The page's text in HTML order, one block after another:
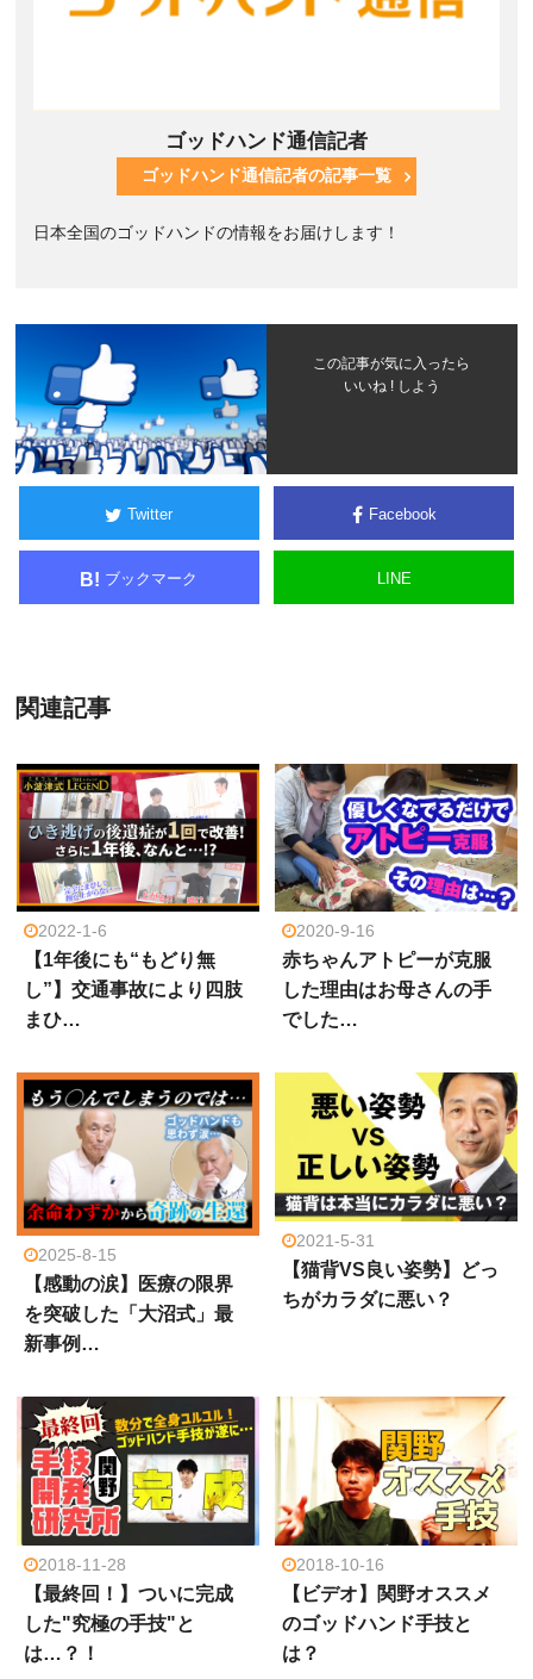
ゴッドハンド通信記者
ゴッドハンド通信記者の記事一覧
日本全国のゴッドハンドの情報をお届けします！
この記事が気に入ったら
いいね ! しよう
Twitter Facebook
B! ブックマーク LINE
関連記事
2022-1-6
【1年後にも“もどり無
し”】交通事故により四肢
まひ…
2020-9-16
赤ちゃんアトピーが克服
した理由はお母さんの手
でした…
2025-8-15
【感動の涙】医療の限界
を突破した「大沼式」最
新事例…
2021-5-31
【猫背VS良い姿勢】どっ
ちがカラダに悪い？
2018-11-28
【最終回！】ついに完成
した"究極の手技"と
は…？！
2018-10-16
【ビデオ】関野オススメ
のゴッドハンド手技と
は？